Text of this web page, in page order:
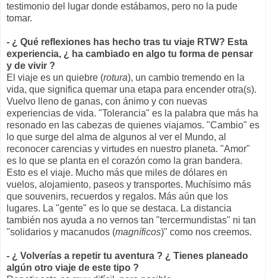
testimonio del lugar donde estábamos, pero no la pude
tomar.
- ¿ Qué reflexiones has hecho tras tu viaje RTW? Esta
experiencia, ¿ ha cambiado en algo tu forma de pensar
y de vivir ?
El viaje es un quiebre (rotura), un cambio tremendo en la
vida, que significa quemar una etapa para encender otra(s).
Vuelvo lleno de ganas, con ánimo y con nuevas
experiencias de vida. "Tolerancia" es la palabra que más ha
resonado en las cabezas de quienes viajamos. "Cambio" es
lo que surge del alma de algunos al ver el Mundo, al
reconocer carencias y virtudes en nuestro planeta. "Amor"
es lo que se planta en el corazón como la gran bandera.
Esto es el viaje. Mucho más que miles de dólares en
vuelos, alojamiento, paseos y transportes. Muchísimo más
que souvenirs, recuerdos y regalos. Más aún que los
lugares. La "gente" es lo que se destaca. La distancia
también nos ayuda a no vernos tan "tercermundistas" ni tan
"solidarios y macanudos (magníficos)" como nos creemos.
- ¿ Volverías a repetir tu aventura ? ¿ Tienes planeado
algún otro viaje de este tipo ?